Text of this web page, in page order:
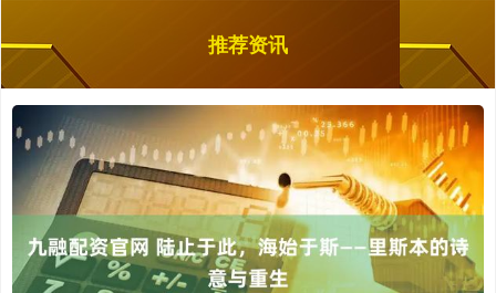
推荐资讯